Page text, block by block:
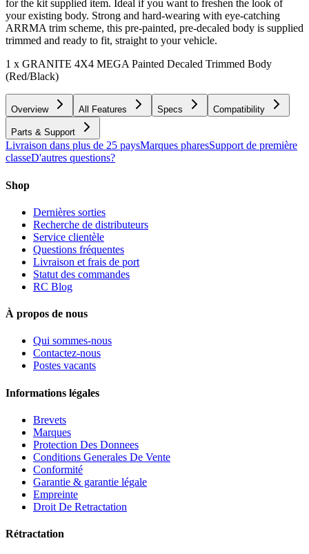
for the kit supplied item. Ideal if you want to freshen the look of
your existing body. Strong and hard-wearing with eye-catching
ARRMA trim scheme, this pre-painted, pre-decaled body is supplied
trimmed and ready to fit, straight to your vehicle.
1 x GRANITE 4X4 MEGA Painted Decaled Trimmed Body
(Red/Black)
Overview All Features Specs Compatibility
Parts & Support
Livraison dans plus de 25 paysMarques pharesSupport de première
classeD'autres questions?
Shop
Dernières sorties
Recherche de distributeurs
Service clientèle
Questions fréquentes
Livraison et frais de port
Statut des commandes
RC Blog
À propos de nous
Qui sommes-nous
Contactez-nous
Postes vacants
Informations légales
Brevets
Marques
Protection Des Donnees
Conditions Generales De Vente
Conformité
Garantie & garantie légale
Empreinte
Droit De Retractation
Rétractation